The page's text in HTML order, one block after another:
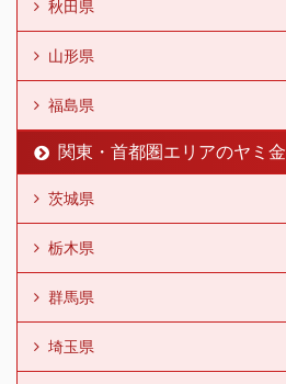
秋田県
山形県
福島県
関東・首都圏エリアのヤミ金
茨城県
栃木県
群馬県
埼玉県